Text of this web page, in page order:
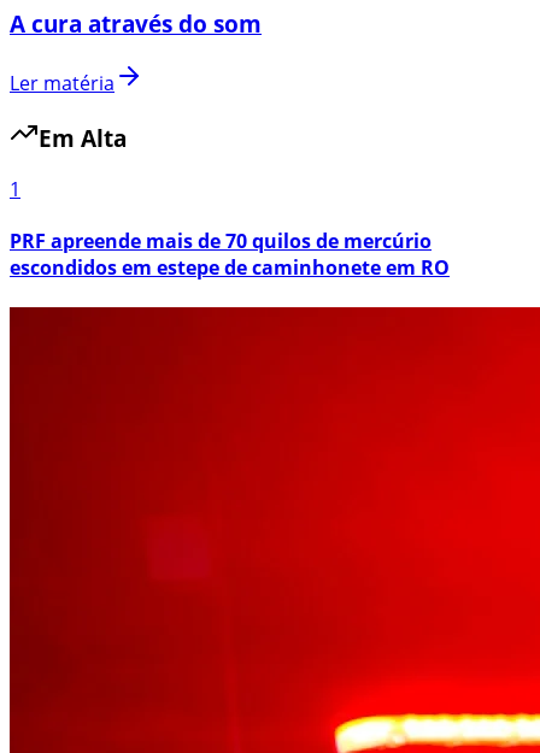
A cura através do som
Ler matéria
Em Alta
1
PRF apreende mais de 70 quilos de mercúrio
escondidos em estepe de caminhonete em RO